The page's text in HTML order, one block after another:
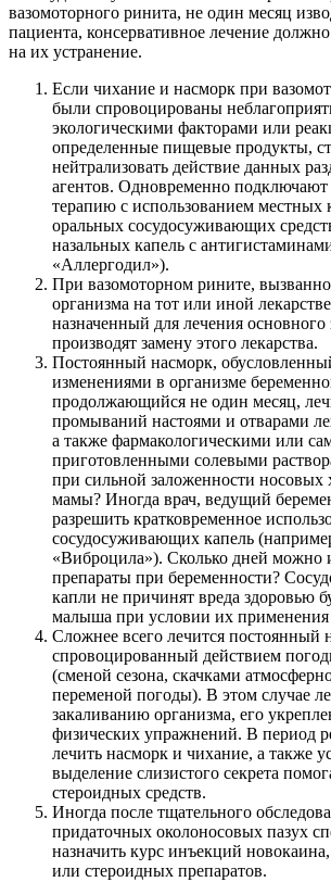
вазомоторного ринита, не один месяц
пациента, консервативное лечение
на их устранение.
Если чихание и насморк при
были спровоцированы
экологическими факторами или
определенные пищевые продукты,
нейтрализовать действие данных
агентов. Одновременно
терапию с использованием местных
оральных сосудосуживающих
назальных капель с
«Аллергодил»).
При вазомоторном рините,
организма на тот или иной
назначенный для лечения основного
производят замену этого лекарства.
Постоянный насморк,
изменениями в организме
продолжающийся не один месяц,
промываний настоями и отварами
а также фармакологическими или
приготовленными солевыми
при сильной заложенности носовых
мамы? Иногда врач, ведущий
разрешить кратковременное
сосудосуживающих капель
«Виброцила»). Сколько дней можно
препараты при беременности?
капли не причинят вреда здоровью
малыша при условии их применения
Сложнее всего лечится постоянный
спровоцированный действием
(сменой сезона, скачками
переменой погоды). В этом случае
закаливанию организма, его
физических упражнений. В период
лечить насморк и чихание, а также
выделение слизистого секрета
стероидных средств.
Иногда после тщательного
придаточных околоносовых пазух
назначить курс инъекций
или стероидных препаратов.